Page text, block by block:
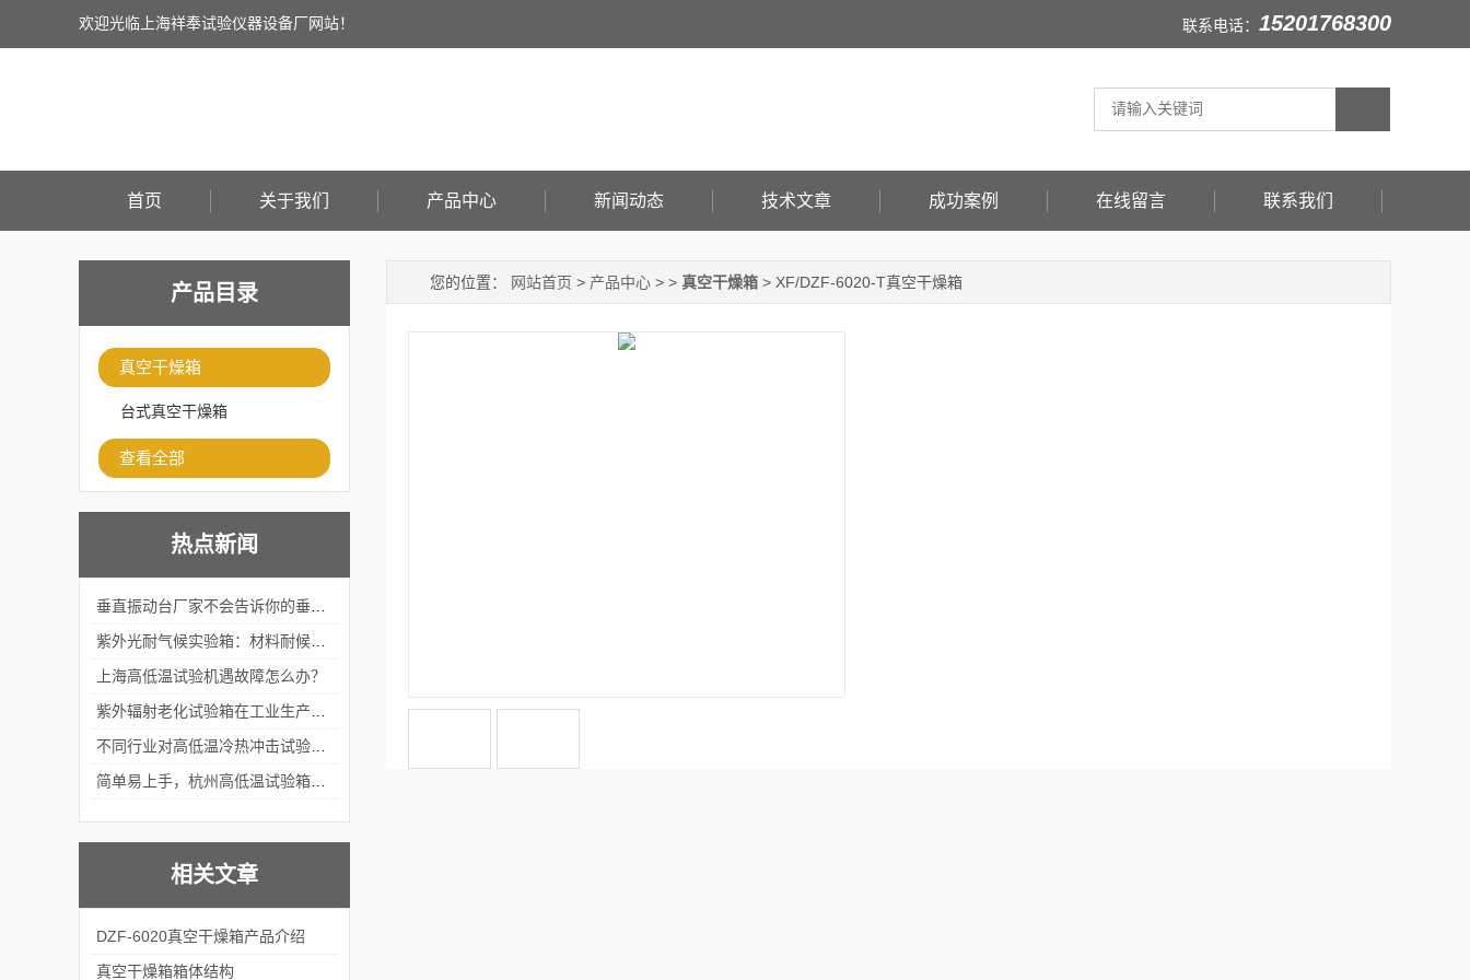
欢迎光临上海祥奉试验仪器设备厂网站！ 联系电话： 15201768300
首页 关于我们 产品中心 新闻动态 技术文章 成功案例 在线留言 联系我们
产品目录
真空干燥箱
台式真空干燥箱
查看全部
热点新闻
上海高低温试验机遇故障怎么办？
相关文章
DZF-6020真空干燥箱产品介绍
真空干燥箱箱体结构
您的位置： 网站首页 > 产品中心 > > 真空干燥箱 > XF/DZF-6020-T真空干燥箱